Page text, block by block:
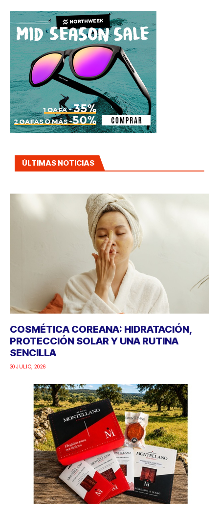
ÚLTIMAS NOTICIAS
COSMÉTICA COREANA: HIDRATACIÓN,
PROTECCIÓN SOLAR Y UNA RUTINA
SENCILLA
30 JULIO, 2026